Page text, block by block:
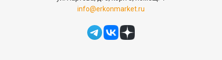
info@erkonmarket.ru